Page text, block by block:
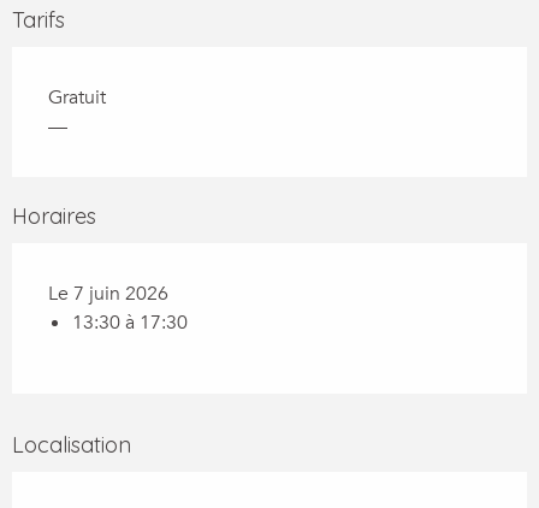
Tarifs
Gratuit
—
Horaires
Le 7 juin 2026
13:30 à 17:30
Localisation